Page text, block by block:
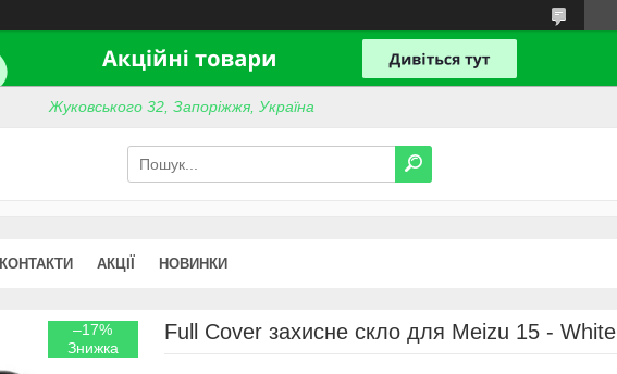
Жуковського 32, Запоріжжя, Україна
КОНТАКТИ АКЦІЇ НОВИНКИ
–17% Full Cover захисне скло для Meizu 15 - White